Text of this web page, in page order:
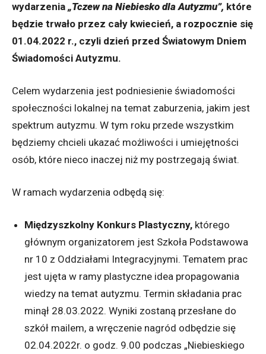
wydarzenia „Tczew na Niebiesko dla Autyzmu”, które
będzie trwało przez cały kwiecień, a rozpocznie się
01.04.2022 r., czyli dzień przed Światowym Dniem
Świadomości Autyzmu.
Celem wydarzenia jest podniesienie świadomości
społeczności lokalnej na temat zaburzenia, jakim jest
spektrum autyzmu. W tym roku przede wszystkim
będziemy chcieli ukazać możliwości i umiejętności
osób, które nieco inaczej niż my postrzegają świat.
W ramach wydarzenia odbędą się:
Międzyszkolny Konkurs Plastyczny, którego
głównym organizatorem jest Szkoła Podstawowa
nr 10 z Oddziałami Integracyjnymi. Tematem prac
jest ujęta w ramy plastyczne idea propagowania
wiedzy na temat autyzmu. Termin składania prac
minął 28.03.2022. Wyniki zostaną przesłane do
szkół mailem, a wręczenie nagród odbędzie się
02.04.2022r. o godz. 9.00 podczas „Niebieskiego